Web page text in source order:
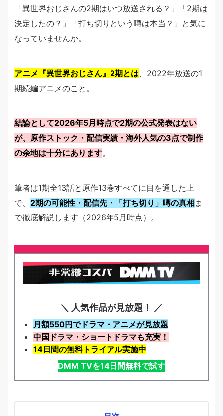
「異世界おじさんの2期はいつ放送される？」「2期は
決定したの？」「打ち切りという噂は本当？」と気に
なっていませんか。
アニメ『異世界おじさん』2期とは 、2022年放送の1
期続編アニメのこと。
結論として2026年5月時点で2期の公式発表はない
が、原作ストック・配信実績・海外人気の3点で制作
の余地は十分にあります。
筆者は1期全13話と原作13巻すべてに目を通した上
で、 2期の可能性・配信先・「打ち切り」噂の真相ま
で徹底解説します（2026年5月時点）。
＼ 人気作品が見放題！ ／
月額550円でドラマ・アニメが見放題
中国ドラマ・ショートドラマも充実！
14日間の無料トライアル実施中
DMM TVを14日間無料で試す